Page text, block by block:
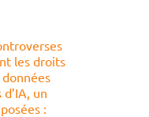
les droits
un
: